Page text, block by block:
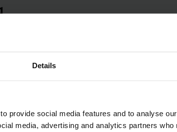
Details
provide social media features and to analyse
media, advertising and analytics partners
池技术领域的先行者。作为内部物流体系领先
电动叉车